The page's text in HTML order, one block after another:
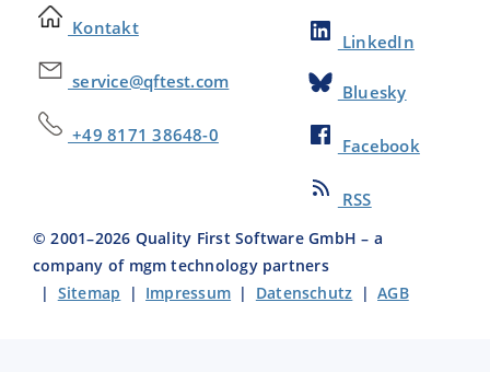
Kontakt
service@qftest.com
+49 8171 38648-0
LinkedIn
Bluesky
Facebook
RSS
© 2001–2026 Quality First Software GmbH – a
company of mgm technology partners
| Sitemap | Impressum | Datenschutz |AGB